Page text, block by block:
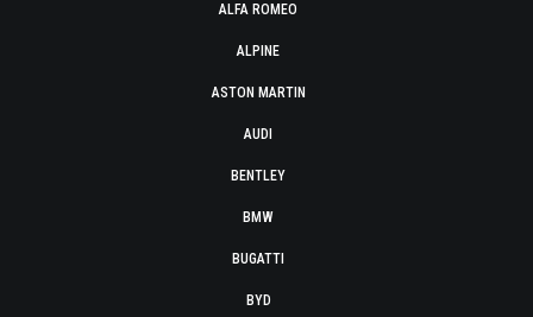
ALFA ROMEO
ALPINE
ASTON MARTIN
AUDI
BENTLEY
BMW
BUGATTI
BYD